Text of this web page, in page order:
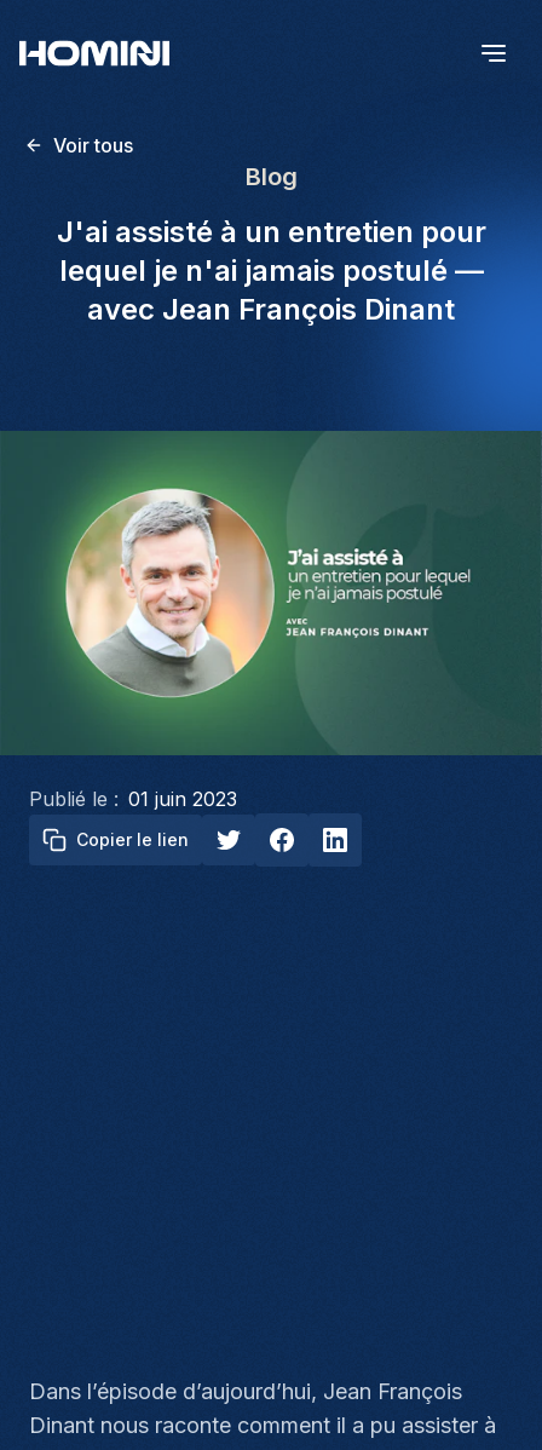
Voir tous
Blog
J'ai assisté à un entretien pour
lequel je n'ai jamais postulé —
avec Jean François Dinant
Publié le : 01 juin 2023
Copier le lien
Dans l’épisode d’aujourd’hui, Jean François
Dinant nous raconte comment il a pu assister à